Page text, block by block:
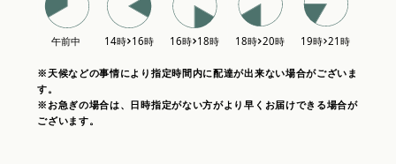
※天候などの事情により指定時間内に配達が出来ない場合がございま
す。
※お急ぎの場合は、日時指定がない方がより早くお届けできる場合が
ございます。